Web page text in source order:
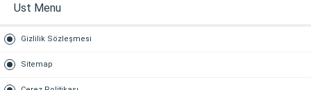
Ust Menu
Gizlilik Sözleşmesi
Sitemap